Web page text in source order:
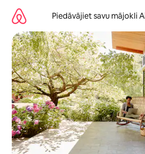
saturu
Piedāvājiet savu mājokli